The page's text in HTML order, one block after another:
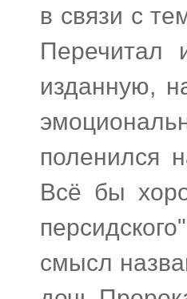
в связи с
Перечитал
изданную,
поленился
Всё бы
смысл